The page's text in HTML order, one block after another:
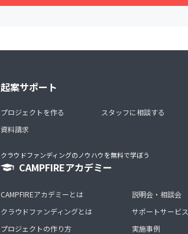
起案サポート
プロジェクトを作る
資料請求
スタッフに相談する
クラウドファンディングのノウハウを無料で学ぼう
CAMPFIREアカデミー
CAMPFIREアカデミーとは
クラウドファンディングとは
プロジェクトの作り方
説明会・相談会
サポートサービス
実施事例